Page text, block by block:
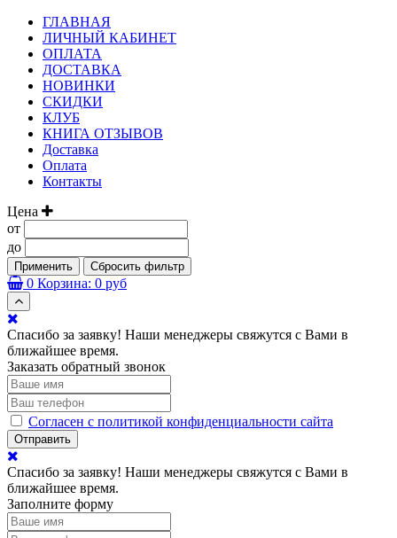
ГЛАВНАЯ
ЛИЧНЫЙ КАБИНЕТ
ОПЛАТА
ДОСТАВКА
НОВИНКИ
СКИДКИ
КЛУБ
КНИГА ОТЗЫВОВ
Доставка
Оплата
Контакты
Цена
от
до
Применить Сбросить фильтр
0 Корзина: 0 руб
Спасибо за заявку! Наши менеджеры свяжутся с Вами в
ближайшее время.
Заказать обратный звонок
Согласен с политикой конфиденциальности сайта
Отправить
Спасибо за заявку! Наши менеджеры свяжутся с Вами в
ближайшее время.
Заполните форму